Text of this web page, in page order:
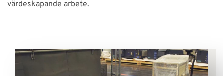
värdeskapande arbete.